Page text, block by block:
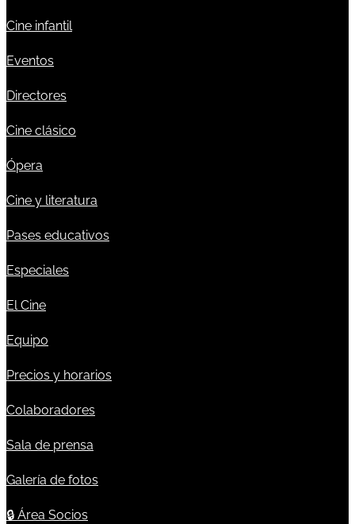
Cine infantil
Eventos
Directores
Cine clásico
Ópera
Cine y literatura
Pases educativos
Especiales
El Cine
Equipo
Precios y horarios
Colaboradores
Sala de prensa
Galería de fotos
🔒 Área Socios